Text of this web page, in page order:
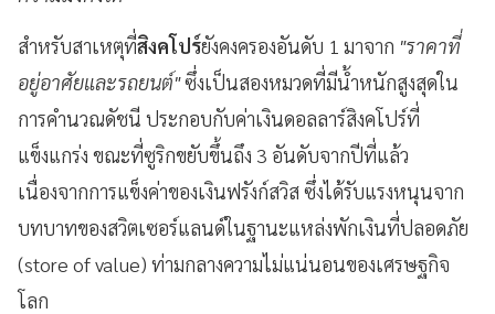
สำหรับสาเหตุที่สิงคโปร์ยังคงครองอันดับ 1 มาจาก "ราคาที่
อยู่อาศัยและรถยนต์"ซึ่งเป็นสองหมวดที่มีน้ำหนักสูงสุดใน
การคำนวณดัชนี ประกอบกับค่าเงินดอลลาร์สิงคโปร์ที่
แข็งแกร่ง ขณะที่ซูริกขยับขึ้นถึง 3 อันดับจากปีที่แล้ว
เนื่องจากการแข็งค่าของเงินฟรังก์สวิส ซึ่งได้รับแรงหนุนจาก
บทบาทของสวิตเซอร์แลนด์ในฐานะแหล่งพักเงินที่ปลอดภัย
(store of value) ท่ามกลางความไม่แน่นอนของเศรษฐกิจ
โลก